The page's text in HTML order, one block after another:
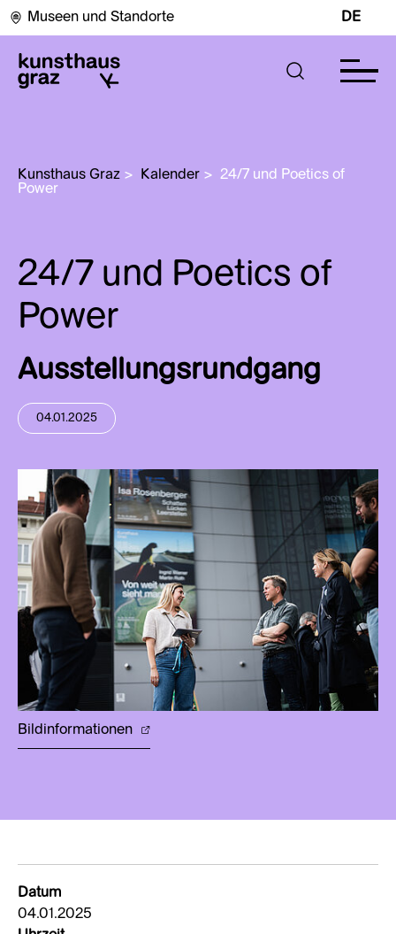
Museen und Standorte DE
Kunsthaus Graz > Kalender > 24/7 und Poetics of
Power
24/7 und Poetics of
Power
Ausstellungsrundgang
04.01.2025
Bildinformationen
Datum
04.01.2025